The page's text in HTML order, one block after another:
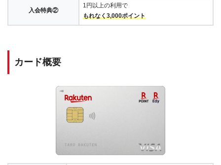
入会特典②
1円以上の利用で
もれなく3,000ポイント
カード概要